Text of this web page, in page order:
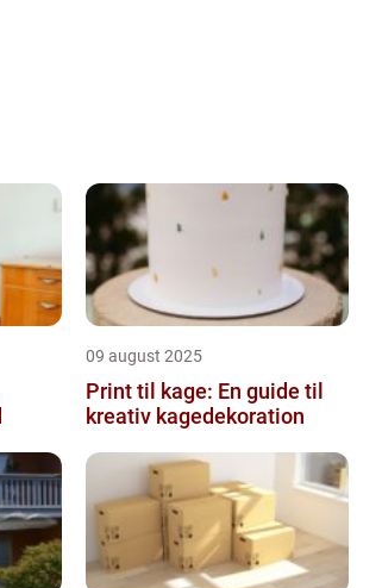
09 august 2025
Print til kage: En guide til
kreativ kagedekoration